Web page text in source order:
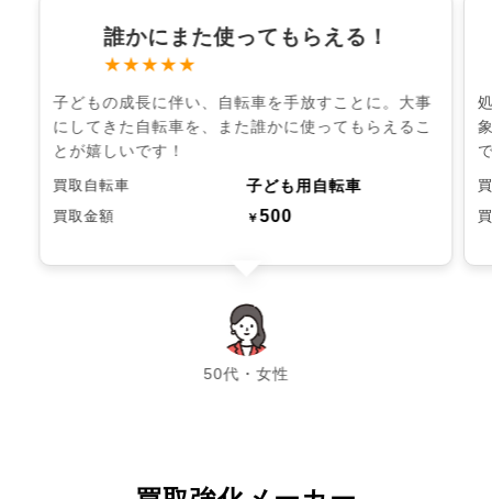
誰かにまた使ってもらえる！
★★★★★
子どもの成長に伴い、自転車を手放すことに。大事
にしてきた自転車を、また誰かに使ってもらえるこ
とが嬉しいです！
買取自転車 子ども用自転車
買取金額 ￥500
50代・女性
chevron_left chevron_right